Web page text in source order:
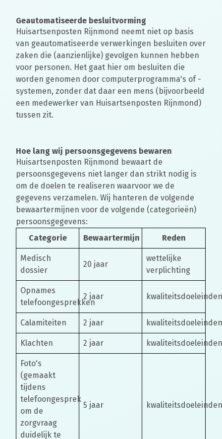
Geautomatiseerde besluitvorming
Huisartsenposten Rijnmond neemt niet op basis
van geautomatiseerde verwerkingen besluiten over
zaken die (aanzienlijke) gevolgen kunnen hebben
voor personen. Het gaat hier om besluiten die
worden genomen door computerprogramma's of -
systemen, zonder dat daar een mens (bijvoorbeeld
een medewerker van Huisartsenposten Rijnmond)
tussen zit.
Hoe lang wij persoonsgegevens bewaren
Huisartsenposten Rijnmond bewaart de
persoonsgegevens niet langer dan strikt nodig is
om de doelen te realiseren waarvoor we de
gegevens verzamelen. Wij hanteren de volgende
bewaartermijnen voor de volgende (categorieën)
persoonsgegevens:
Categorie
Bewaartermijn Reden
Medisch
dossier
20 jaar
wettelijke
verplichting
Opnames
telefoongesprekken
2 jaar kwaliteitsdoeleinden
Calamiteiten 2 jaar kwaliteitsdoeleinden
Klachten 2 jaar kwaliteitsdoeleinden
Foto's
(gemaakt
tijdens
telefoongesprek
om de
zorgvraag
duidelijk te
5 jaar kwaliteitsdoeleinden